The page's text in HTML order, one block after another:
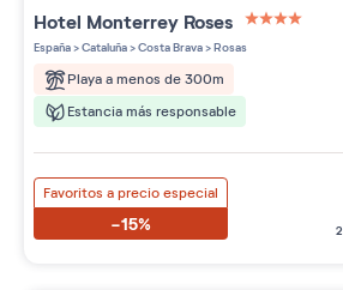
Hotel Monterrey Roses
4 étoiles sur
España>Cataluña>Costa Brava>Rosas
Playa a menos de 300m
Estancia más responsable
Favoritos a precio especial
-15%